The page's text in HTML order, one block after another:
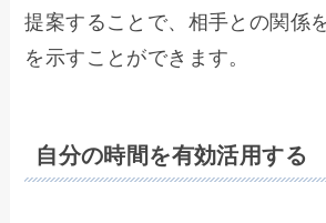
提案することで、相手との関係
を示すことができます。
自分の時間を有効活用する